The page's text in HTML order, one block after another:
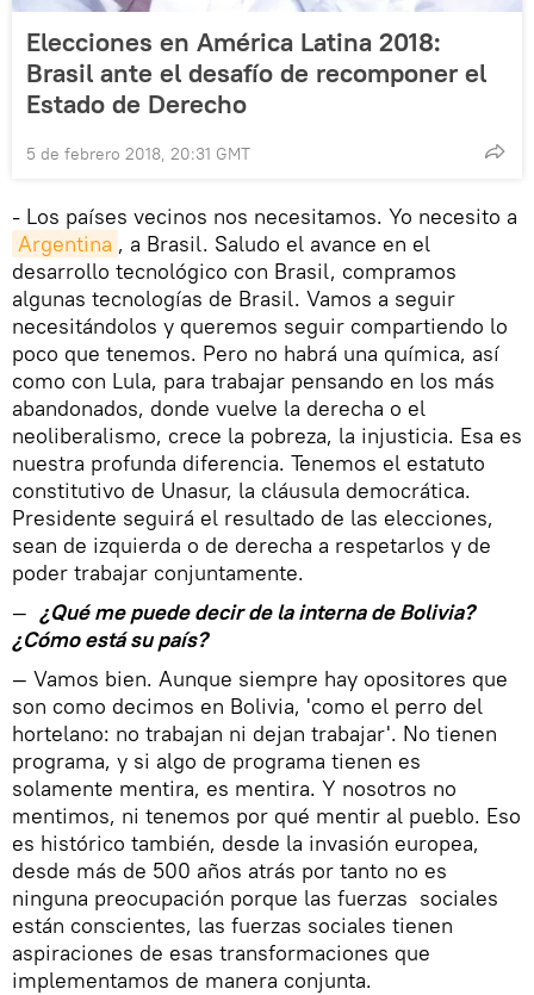
Elecciones en América Latina 2018:
Brasil ante el desafío de recomponer el
Estado de Derecho
5 de febrero 2018, 20:31 GMT
- Los países vecinos nos necesitamos. Yo necesito a
Argentina , a Brasil. Saludo el avance en el
desarrollo tecnológico con Brasil, compramos
algunas tecnologías de Brasil. Vamos a seguir
necesitándolos y queremos seguir compartiendo lo
poco que tenemos. Pero no habrá una química, así
como con Lula, para trabajar pensando en los más
abandonados, donde vuelve la derecha o el
neoliberalismo, crece la pobreza, la injusticia. Esa es
nuestra profunda diferencia. Tenemos el estatuto
constitutivo de Unasur, la cláusula democrática.
Presidente seguirá el resultado de las elecciones,
sean de izquierda o de derecha a respetarlos y de
poder trabajar conjuntamente.
— ¿Qué me puede decir de la interna de Bolivia?
¿Cómo está su país?
— Vamos bien. Aunque siempre hay opositores que
son como decimos en Bolivia, 'como el perro del
hortelano: no trabajan ni dejan trabajar'. No tienen
programa, y si algo de programa tienen es
solamente mentira, es mentira. Y nosotros no
mentimos, ni tenemos por qué mentir al pueblo. Eso
es histórico también, desde la invasión europea,
desde más de 500 años atrás por tanto no es
ninguna preocupación porque las fuerzas sociales
están conscientes, las fuerzas sociales tienen
aspiraciones de esas transformaciones que
implementamos de manera conjunta.